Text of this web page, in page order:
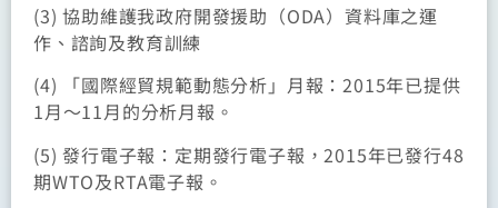
(3) 協助維護我政府開發援助（ODA）資料庫之運
作、諮詢及教育訓練
(4) 「國際經貿規範動態分析」月報：2015年已提供
1月～11月的分析月報。
(5) 發行電子報：定期發行電子報，2015年已發行48
期WTO及RTA電子報。